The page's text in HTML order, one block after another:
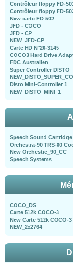
Contrôleur floppy FD-
Contrôleur floppy FD-
New carte FD-502
JFD - COCO
JFD - CP
NEW_JFD-CP
Carte HD N°26-3145
COCO3 Hard Drive
FDC Australien
Super Controller DISTO
Disto Mini-Controller 1
NEW_DISTO_MINI_1
Speech Sound Cartridge
Orchestra-90 TRS-80
New Orchestre_90_CC
Speech Systems
COCO_DS
Carte 512k COCO-3
New Carte 512k COCO-3
NEW_2x2764